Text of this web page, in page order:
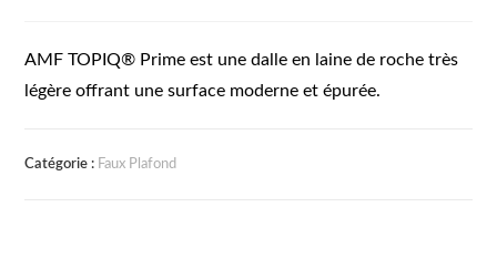
AMF TOPIQ® Prime est une dalle en laine de roche très
légère offrant une surface moderne et épurée.
Catégorie : Faux Plafond